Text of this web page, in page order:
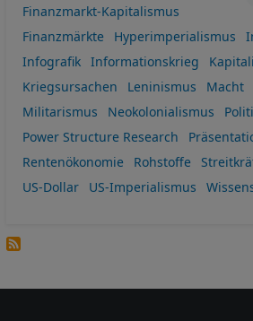
Finanzmarkt-Kapitalismus
Finanzmärkte
Hyperimperialismus
Infografik
Informationskrieg
Kriegsursachen
Leninismus Macht
Militarismus
Neokolonialismus
Power Structure Research
Rentenökonomie
Rohstoffe
US-Dollar
US-Imperialismus